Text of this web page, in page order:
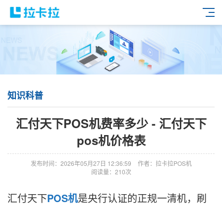
知识科普
汇付天下POS机费率多少 - 汇付天下
pos机价格表
发布时间：2026年05月27日 12:36:59
作者：拉卡拉POS机
阅读量：210次
汇付天下POS机是央行认证的正规一清机，刷